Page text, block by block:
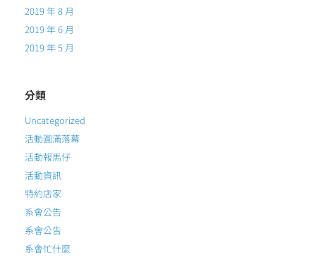
2019 年 8 月
2019 年 6 月
2019 年 5 月
分類
Uncategorized
活動圓滿落幕
活動報馬仔
活動資訊
特約店家
系會公告
系會公告
系會忙什麼